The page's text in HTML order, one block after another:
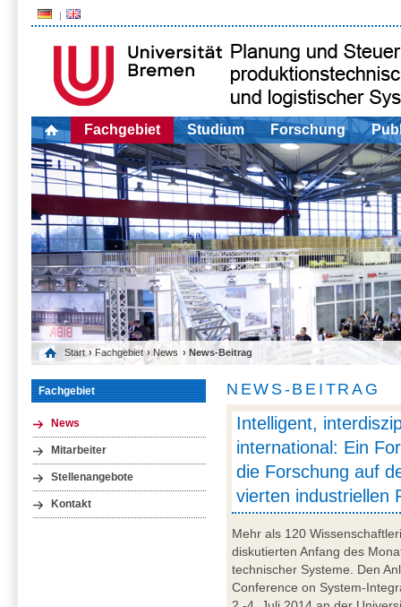
Fachgebiet Studium Forschung
Start › Fachgebiet › News › News-Beitrag
Fachgebiet
News
Mitarbeiter
Stellenangebote
Kontakt
NEWS-BEITRAG
Intelligent,
international: Ein
die Forschung auf
vierten industriellen
Mehr als 120
diskutierten Anfang des
technischer Systeme. Den
Conference on System-